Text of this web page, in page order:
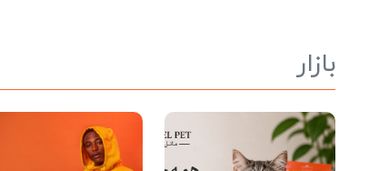
بازار